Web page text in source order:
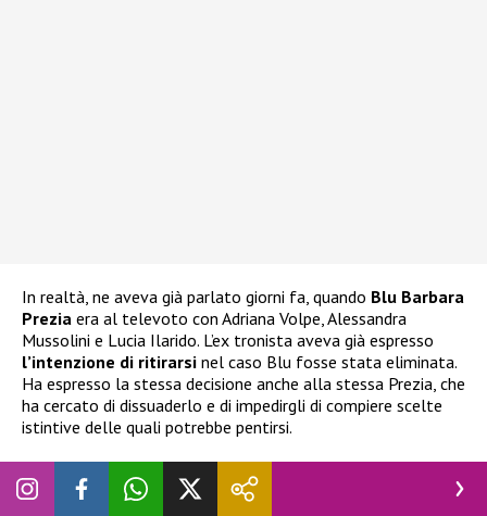
In realtà, ne aveva già parlato giorni fa, quando Blu Barbara
Prezia era al televoto con Adriana Volpe, Alessandra
Mussolini e Lucia Ilarido. L’ex tronista aveva già espresso
l’intenzione di ritirarsi nel caso Blu fosse stata eliminata.
Ha espresso la stessa decisione anche alla stessa Prezia, che
ha cercato di dissuaderlo e di impedirgli di compiere scelte
istintive delle quali potrebbe pentirsi.
Grande Fratello Vip, Nicolò Brigante vuole